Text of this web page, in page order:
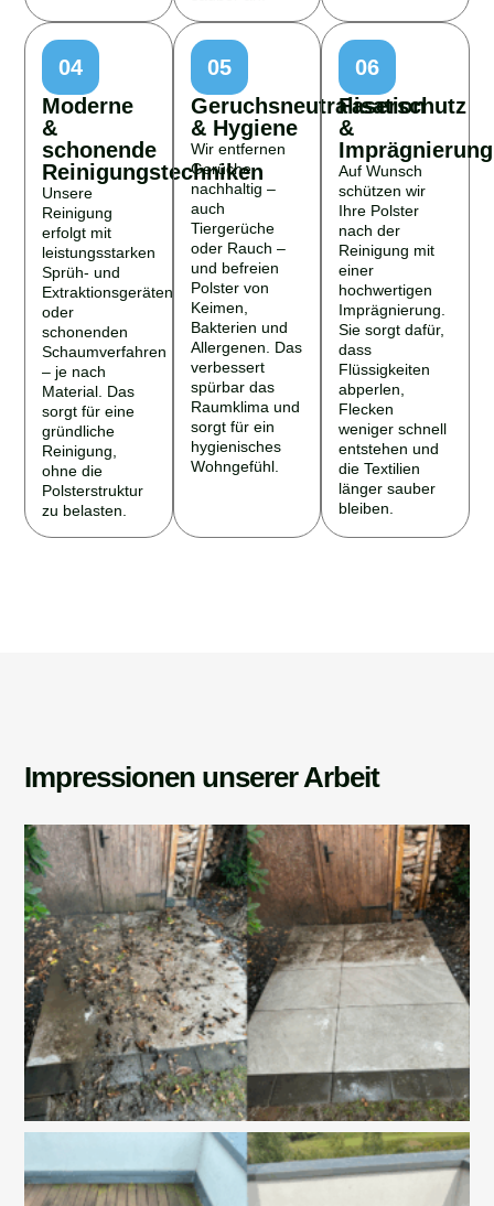
04
Moderne
&
schonende
Reinigungstechniken
Unsere
Reinigung
erfolgt mit
leistungsstarken
Sprüh- und
Extraktionsgeräten
oder
schonenden
Schaumverfahren
– je nach
Material. Das
sorgt für eine
gründliche
Reinigung,
ohne die
Polsterstruktur
zu belasten.
05
Geruchsneutralisation
& Hygiene
Wir entfernen
Gerüche
nachhaltig –
auch
Tiergerüche
oder Rauch –
und befreien
Polster von
Keimen,
Bakterien und
Allergenen. Das
verbessert
spürbar das
Raumklima und
sorgt für ein
hygienisches
Wohngefühl.
06
Faserschutz
&
Imprägnierung
Auf Wunsch
schützen wir
Ihre Polster
nach der
Reinigung mit
einer
hochwertigen
Imprägnierung.
Sie sorgt dafür,
dass
Flüssigkeiten
abperlen,
Flecken
weniger schnell
entstehen und
die Textilien
länger sauber
bleiben.
Impressionen unserer Arbeit